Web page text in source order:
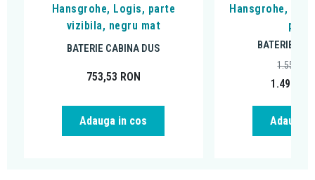
Hansgrohe, Logis, parte
vizibila, negru mat
BATERIE CABINA DUS
753,53 RON
Adauga in cos
Hansgrohe,
BATERIE
1.498,95
1.556,14
Adauga